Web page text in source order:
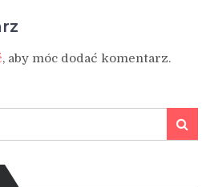
, aby móc dodać komentarz.
Search